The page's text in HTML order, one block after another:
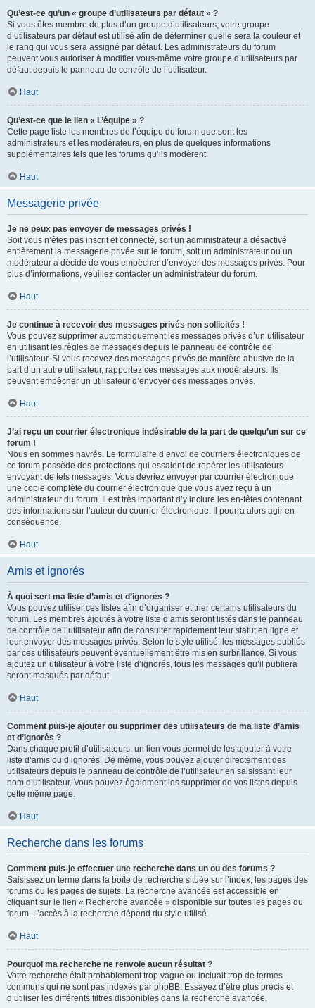
Qu’est-ce qu’un « groupe d’utilisateurs par défaut » ?
Si vous êtes membre de plus d’un groupe d’utilisateurs, votre groupe
d’utilisateurs par défaut est utilisé afin de déterminer quelle sera la couleur et
le rang qui vous sera assigné par défaut. Les administrateurs du forum
peuvent vous autoriser à modifier vous-même votre groupe d’utilisateurs par
défaut depuis le panneau de contrôle de l’utilisateur.
Haut
Qu’est-ce que le lien « L’équipe » ?
Cette page liste les membres de l’équipe du forum que sont les
administrateurs et les modérateurs, en plus de quelques informations
supplémentaires tels que les forums qu’ils modèrent.
Haut
Messagerie privée
Je ne peux pas envoyer de messages privés !
Soit vous n’êtes pas inscrit et connecté, soit un administrateur a désactivé
entièrement la messagerie privée sur le forum, soit un administrateur ou un
modérateur a décidé de vous empêcher d’envoyer des messages privés. Pour
plus d’informations, veuillez contacter un administrateur du forum.
Haut
Je continue à recevoir des messages privés non sollicités !
Vous pouvez supprimer automatiquement les messages privés d’un utilisateur
en utilisant les règles de messages depuis le panneau de contrôle de
l’utilisateur. Si vous recevez des messages privés de manière abusive de la
part d’un autre utilisateur, rapportez ces messages aux modérateurs. Ils
peuvent empêcher un utilisateur d’envoyer des messages privés.
Haut
J’ai reçu un courrier électronique indésirable de la part de quelqu’un sur ce
forum !
Nous en sommes navrés. Le formulaire d’envoi de courriers électroniques de
ce forum possède des protections qui essaient de repérer les utilisateurs
envoyant de tels messages. Vous devriez envoyer par courrier électronique
une copie complète du courrier électronique que vous avez reçu à un
administrateur du forum. Il est très important d’y inclure les en-têtes contenant
des informations sur l’auteur du courrier électronique. Il pourra alors agir en
conséquence.
Haut
Amis et ignorés
À quoi sert ma liste d’amis et d’ignorés ?
Vous pouvez utiliser ces listes afin d’organiser et trier certains utilisateurs du
forum. Les membres ajoutés à votre liste d’amis seront listés dans le panneau
de contrôle de l’utilisateur afin de consulter rapidement leur statut en ligne et
leur envoyer des messages privés. Selon le style utilisé, les messages publiés
par ces utilisateurs peuvent éventuellement être mis en surbrillance. Si vous
ajoutez un utilisateur à votre liste d’ignorés, tous les messages qu’il publiera
seront masqués par défaut.
Haut
Comment puis-je ajouter ou supprimer des utilisateurs de ma liste d’amis
et d’ignorés ?
Dans chaque profil d’utilisateurs, un lien vous permet de les ajouter à votre
liste d’amis ou d’ignorés. De même, vous pouvez ajouter directement des
utilisateurs depuis le panneau de contrôle de l’utilisateur en saisissant leur
nom d’utilisateur. Vous pouvez également les supprimer de vos listes depuis
cette même page.
Haut
Recherche dans les forums
Comment puis-je effectuer une recherche dans un ou des forums ?
Saisissez un terme dans la boîte de recherche située sur l’index, les pages des
forums ou les pages de sujets. La recherche avancée est accessible en
cliquant sur le lien « Recherche avancée » disponible sur toutes les pages du
forum. L’accès à la recherche dépend du style utilisé.
Haut
Pourquoi ma recherche ne renvoie aucun résultat ?
Votre recherche était probablement trop vague ou incluait trop de termes
communs qui ne sont pas indexés par phpBB. Essayez d’être plus précis et
d’utiliser les différents filtres disponibles dans la recherche avancée.